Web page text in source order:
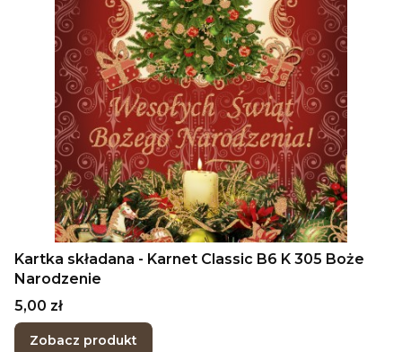
Kartka składana - Karnet Classic B6 K 305 Boże
Narodzenie
Cena
5,00 zł
Zobacz produkt